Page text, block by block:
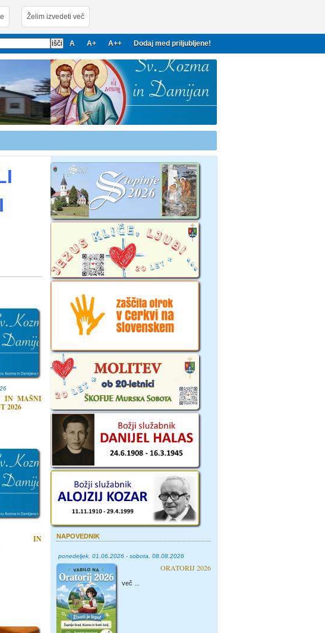
Želim izvedeti več
A A+ A++ Dodaj med priljubljene!
IN MAŠNI
2026
IN
NAPOVEDNIK
ponedeljek, 01.06.2026 - sobota, 08.08.2026
ORATORIJ 2026
več ...